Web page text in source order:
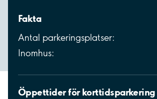
Fakta
Antal parkeringsplatser:
Inomhus:
Öppettider för korttidsparkering